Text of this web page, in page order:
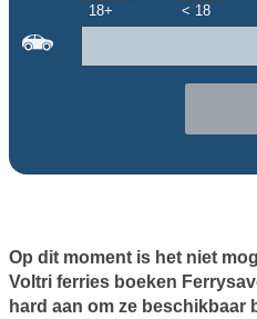
18+ < 18
Op dit moment is het niet
Voltri ferries boeken
hard aan om ze beschikbaar